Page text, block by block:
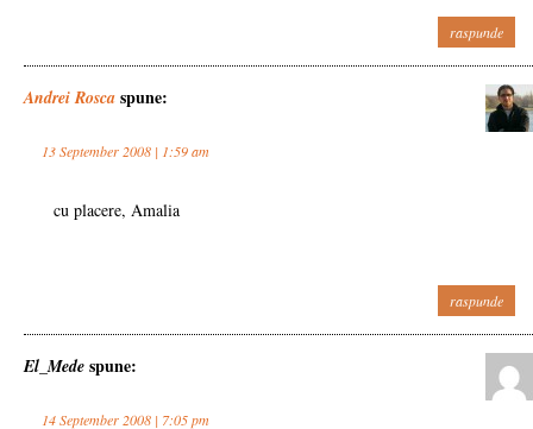
raspunde
Andrei Rosca spune:
13 September 2008 | 1:59 am
cu placere, Amalia
raspunde
El_Mede spune:
14 September 2008 | 7:05 pm